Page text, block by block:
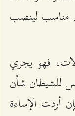
مناسب لينصب
فهو يجري
للشيطان شأن
أردت الإساءة